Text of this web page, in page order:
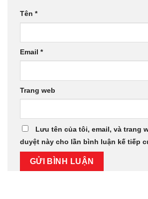
Tên *
Email *
Trang web
Lưu tên của tôi, email, và trang
duyệt này cho lần bình luận kế tiếp